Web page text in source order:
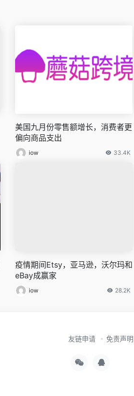
美国九月份零售额增长，消费者更
偏向商品支出
iow 33.4K
疫情期间Etsy，亚马逊，沃尔玛和
eBay成赢家
iow 28.2K
友链申请 免责声明